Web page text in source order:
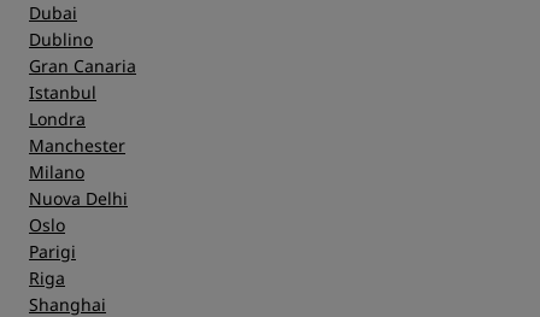
Dubai
Dublino
Gran Canaria
Istanbul
Londra
Manchester
Milano
Nuova Delhi
Oslo
Parigi
Riga
Shanghai